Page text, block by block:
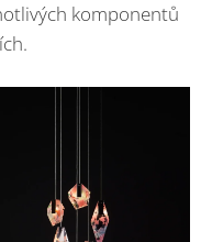
komponentů